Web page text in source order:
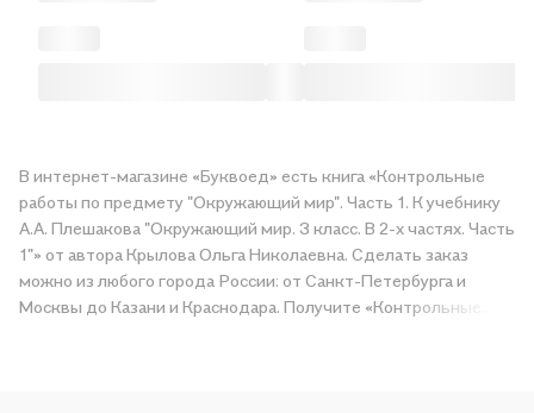
В интернет-магазине «Буквоед» есть книга «Контрольные
работы по предмету "Окружающий мир". Часть 1. К учебнику
А.А. Плешакова "Окружающий мир. 3 класс. В 2-х частях. Часть
1"» от автора Крылова Ольга Николаевна. Сделать заказ
можно из любого города России: от Санкт-Петербурга и
Москвы до Казани и Краснодара. Получите «Контрольные